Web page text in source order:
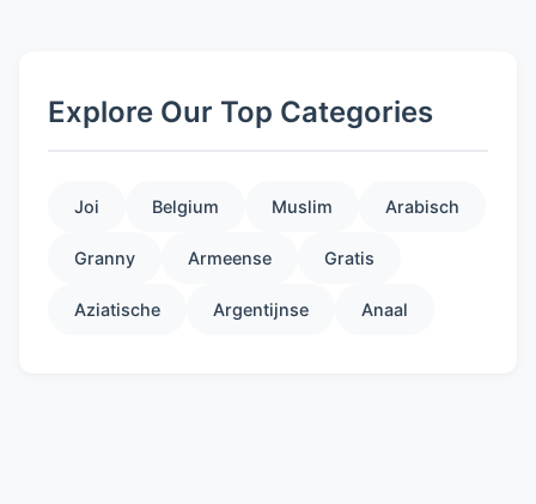
Explore Our Top Categories
Joi Belgium Muslim Arabisch
Granny Armeense Gratis
Aziatische Argentijnse Anaal